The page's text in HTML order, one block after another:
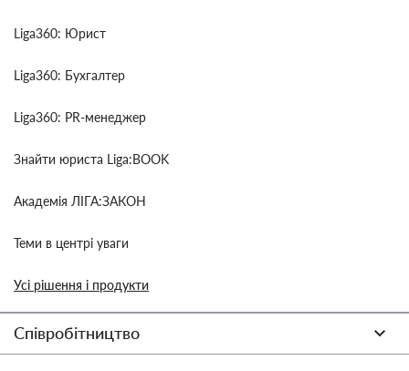
Liga360: Юрист
Liga360: Бухгалтер
Liga360: PR-менеджер
Знайти юриста Liga:BOOK
Академія ЛІГА:ЗАКОН
Теми в центрі уваги
Усі рішення і продукти
Співробітництво